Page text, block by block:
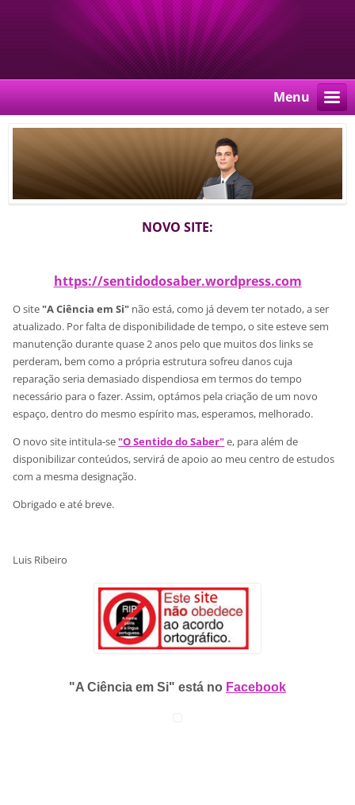
Menu
NOVO SITE:
https://sentidodosaber.wordpress.com
O site "A Ciência em Si" não está, como já devem ter notado, a ser
atualizado. Por falta de disponibilidade de tempo, o site esteve sem
manutenção durante quase 2 anos pelo que muitos dos links se
perderam, bem como a própria estrutura sofreu danos cuja
reparação seria demasiado dispendiosa em termos do tempo
necessário para o fazer. Assim, optámos pela criação de um novo
espaço, dentro do mesmo espírito mas, esperamos, melhorado.
O novo site intitula-se"O Sentido do Saber"e, para além de
disponibilizar conteúdos, servirá de apoio ao meu centro de estudos
com a mesma designação.
Obrigado e até breve.
Luis Ribeiro
"A Ciência em Si" está no Facebook